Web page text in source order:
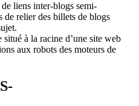
de liens inter-blogs semi-
de relier des billets de blogs
situé à la racine d’une site web
aux robots des moteurs de